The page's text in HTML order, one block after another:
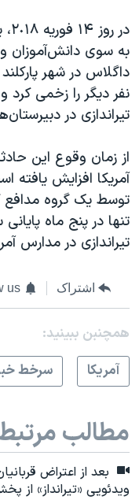
به سوی دانش‌آموزان و
نفر دیگر را زخمی کرد
تیراندازی در
از زمان وقوع این
آمریکا افزایش یافته
توسط یک گروه مدافع
تیراندازی در مدارس
اشتراک us
همچنبن ببینید:
آمريکا
سرخط
مطالب
بعد از اعتراض
ویدئویی «تیرانداز»